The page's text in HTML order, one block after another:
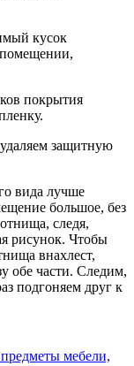
кусок
помещении,
покрытия
защитную
вида лучше
большое, без
следя,
рисунок. Чтобы
внахлест,
обе части. Следим,
подгоняем друг к
мебели,